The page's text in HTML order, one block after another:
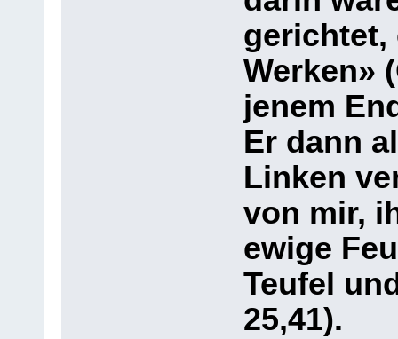
gerichtet,
Werken»
jenem
Er dann
Linken
von mir,
ewige
Teufel
25,41).